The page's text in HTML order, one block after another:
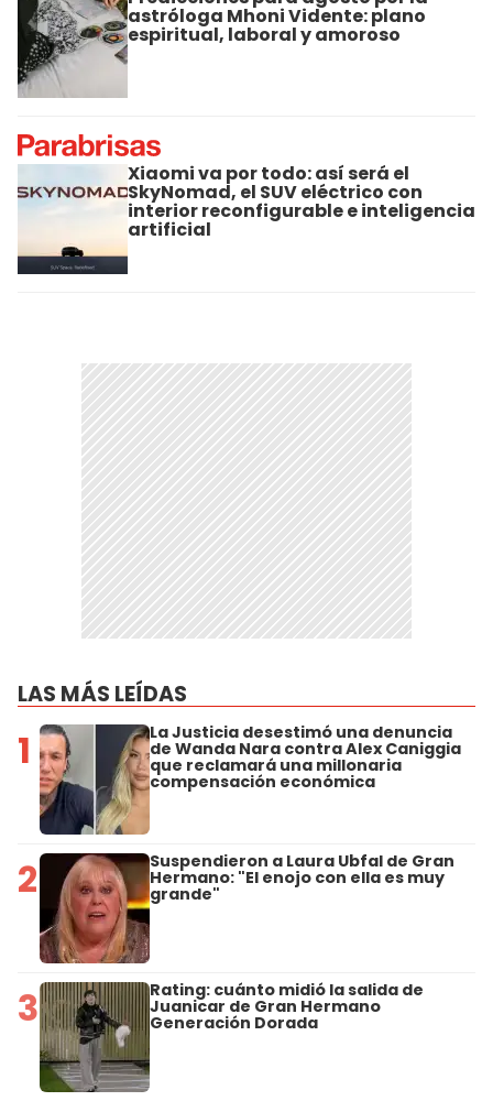
astróloga Mhoni Vidente: plano
espiritual, laboral y amoroso
Xiaomi va por todo: así será el
SkyNomad, el SUV eléctrico con
interior reconfigurable e inteligencia
artificial
LAS MÁS LEÍDAS
1 La Justicia desestimó una denuncia
de Wanda Nara contra Alex Caniggia
que reclamará una millonaria
compensación económica
2 Suspendieron a Laura Ubfal de Gran
Hermano: "El enojo con ella es muy
grande"
3 Rating: cuánto midió la salida de
Juanicar de Gran Hermano
Generación Dorada